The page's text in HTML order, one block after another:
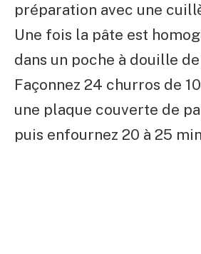
préparation avec une
Une fois la pâte est
dans un poche à douille
Façonnez 24 churros de
une plaque couverte de
puis enfournez 20 à 25